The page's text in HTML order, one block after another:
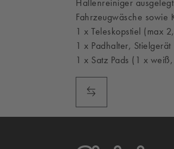
Hallenreiniger
Fahrzeugwäsche sowie
1 x Teleskopstiel (max
1 x Padhalter, Stielgerät
1 x Satz Pads (1 x